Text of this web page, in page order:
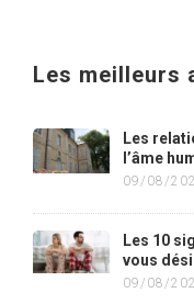
Les meilleurs
Les
l’âme
09/08/
Les 10
vous
09/08/